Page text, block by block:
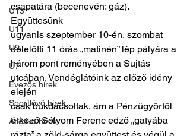
U13
U11
U9
U7
Evezős hírek
Sportlövő hírek
Atlétika hírek
csapatára (becenevén: gáz).
Együttesünk
ugyanis szeptember 10-én, szombat
délelőtti 11 órás „matinén” lép pályára a
három pont reményében a Sujtás
utcában. Vendéglátóink az előző idény
elején
csak bukdácsoltak, ám a Pénzügyőrtől
érkező Sólyom Ferenc edző „gatyába